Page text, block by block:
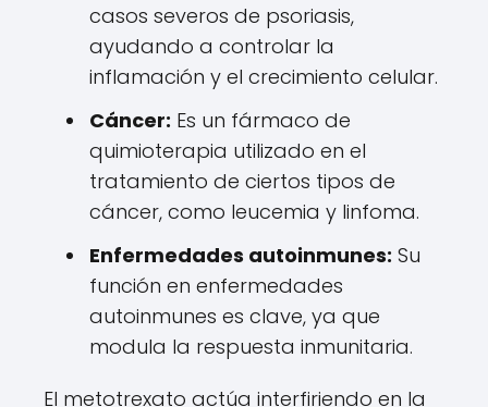
casos severos de psoriasis,
ayudando a controlar la
inflamación y el crecimiento celular.
Cáncer: Es un fármaco de
quimioterapia utilizado en el
tratamiento de ciertos tipos de
cáncer, como leucemia y linfoma.
Enfermedades autoinmunes: Su
función en enfermedades
autoinmunes es clave, ya que
modula la respuesta inmunitaria.
El metotrexato actúa interfiriendo en la